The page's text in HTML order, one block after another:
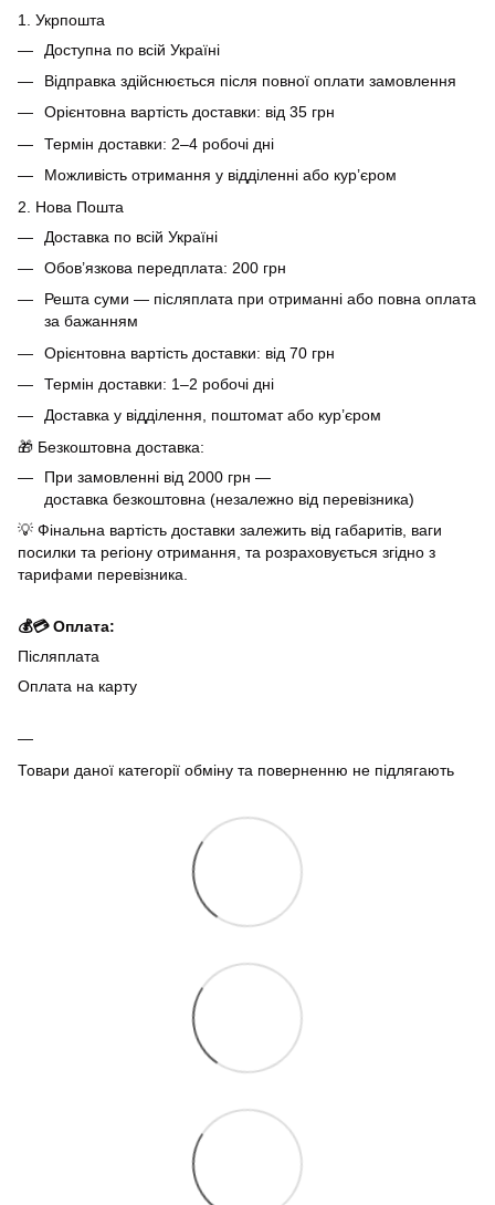
1. Укрпошта
Доступна по всій Україні
Відправка здійснюється після повної оплати замовлення
Орієнтовна вартість доставки: від 35 грн
Термін доставки: 2–4 робочі дні
Можливість отримання у відділенні або кур’єром
2. Нова Пошта
Доставка по всій Україні
Обов’язкова передплата: 200 грн
Решта суми — післяплата при отриманні або повна оплата
за бажанням
Орієнтовна вартість доставки: від 70 грн
Термін доставки: 1–2 робочі дні
Доставка у відділення, поштомат або кур’єром
🎁 Безкоштовна доставка:
При замовленні від 2000 грн —
доставка безкоштовна (незалежно від перевізника)
💡 Фінальна вартість доставки залежить від габаритів, ваги
посилки та регіону отримання, та розраховується згідно з
тарифами перевізника.
💰💳 Оплата:
Післяплата
Оплата на карту
Товари даної категорії обміну та поверненню не підлягають